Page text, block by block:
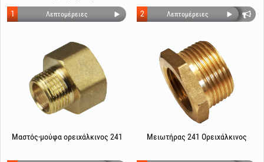
Λεπτομέρειες
1 Λεπτομέρειες
2
Μαστός-μούφα ορειχάλκινος 241 Μειωτήρας 241 Ορειχάλκινος